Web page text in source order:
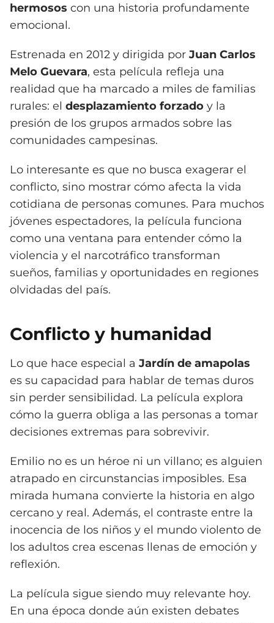
hermosos con una historia profundamente
emocional.
Estrenada en 2012 y dirigida por Juan Carlos
Melo Guevara, esta película refleja una
realidad que ha marcado a miles de familias
rurales: el desplazamiento forzado y la
presión de los grupos armados sobre las
comunidades campesinas.
Lo interesante es que no busca exagerar el
conflicto, sino mostrar cómo afecta la vida
cotidiana de personas comunes. Para muchos
jóvenes espectadores, la película funciona
como una ventana para entender cómo la
violencia y el narcotráfico transforman
sueños, familias y oportunidades en regiones
olvidadas del país.
Conflicto y humanidad
Lo que hace especial a Jardín de amapolas
es su capacidad para hablar de temas duros
sin perder sensibilidad. La película explora
cómo la guerra obliga a las personas a tomar
decisiones extremas para sobrevivir.
Emilio no es un héroe ni un villano; es alguien
atrapado en circunstancias imposibles. Esa
mirada humana convierte la historia en algo
cercano y real. Además, el contraste entre la
inocencia de los niños y el mundo violento de
los adultos crea escenas llenas de emoción y
reflexión.
La película sigue siendo muy relevante hoy.
En una época donde aún existen debates